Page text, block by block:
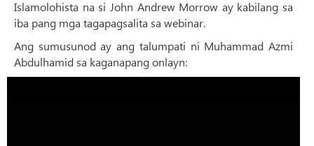
Islamolohista na si John Andrew Morrow ay kabilang sa
iba pang mga tagapagsalita sa webinar.
Ang sumusunod ay ang talumpati ni Muhammad Azmi
Abdulhamid sa kaganapang onlayn: